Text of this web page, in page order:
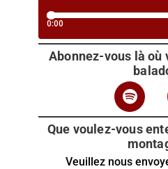
Abonnez-vous là où
Que voulez-vous
Veuillez nous